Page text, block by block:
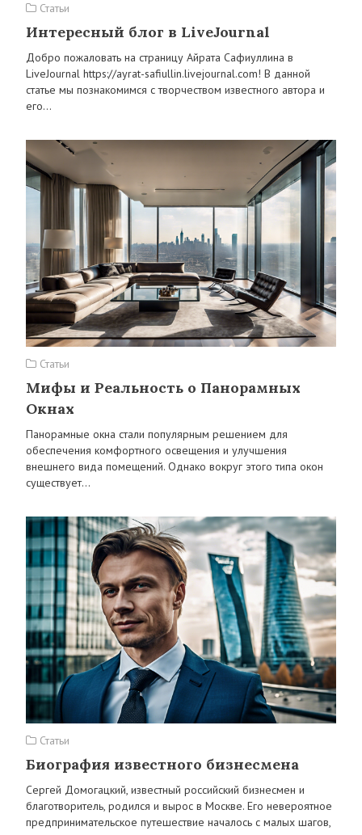
Статьи
Интересный блог в LiveJournal
Добро пожаловать на страницу Айрата Сафиуллина в
LiveJournal https://ayrat-safiullin.livejournal.com! В данной
статье мы познакомимся с творчеством известного автора и
его…
Статьи
Мифы и Реальность о Панорамных
Окнах
Панорамные окна стали популярным решением для
обеспечения комфортного освещения и улучшения
внешнего вида помещений. Однако вокруг этого типа окон
существует…
Статьи
Биография известного бизнесмена
Сергей Домогацкий, известный российский бизнесмен и
благотворитель, родился и вырос в Москве. Его невероятное
предпринимательское путешествие началось с малых шагов,